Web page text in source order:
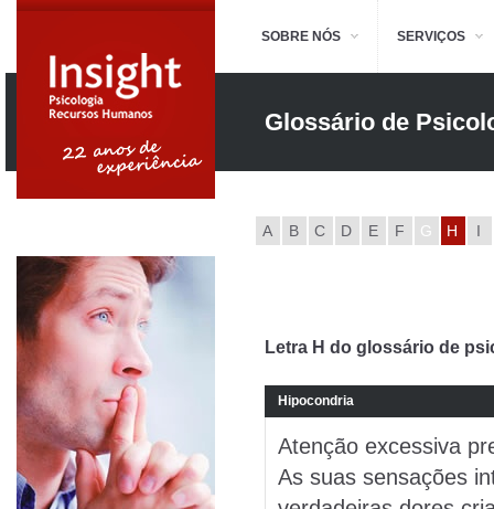
SOBRE NÓS SERVIÇOS
Glossário de
A B C D E F G H I
Letra H do glossário de
Hipocondria
Atenção excessiva
As suas sensações